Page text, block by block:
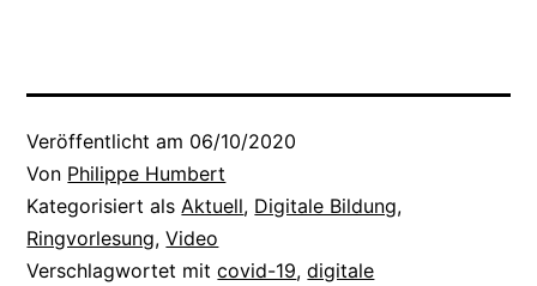
Veröffentlicht am 06/10/2020
Von Philippe Humbert
Kategorisiert alsAktuell, Digitale Bildung,
Ringvorlesung,Video
Verschlagwortet mitcovid-19,digitale